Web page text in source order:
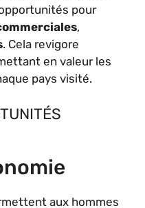
pour
,
. Cela revigore
en valeur les
pays visité.
aux hommes